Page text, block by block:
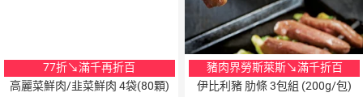
77折↘滿千再折百
高麗菜鮮肉/韭菜鮮肉 4袋(80顆)
豬肉界勞斯萊斯↘滿千折百
伊比利豬 肋條 3包組 (200g/包)